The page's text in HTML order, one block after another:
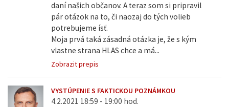
daní našich občanov. A teraz som si pripravil
pár otázok na to, či naozaj do tých volieb
potrebujeme ísť.
Moja prvá taká zásadná otázka je, že s kým
vlastne strana HLAS chce a má...
Zobrazit prepis
VYSTÚPENIE S FAKTICKOU POZNÁMKOU
4.2.2021 18:59 - 19:00 hod.